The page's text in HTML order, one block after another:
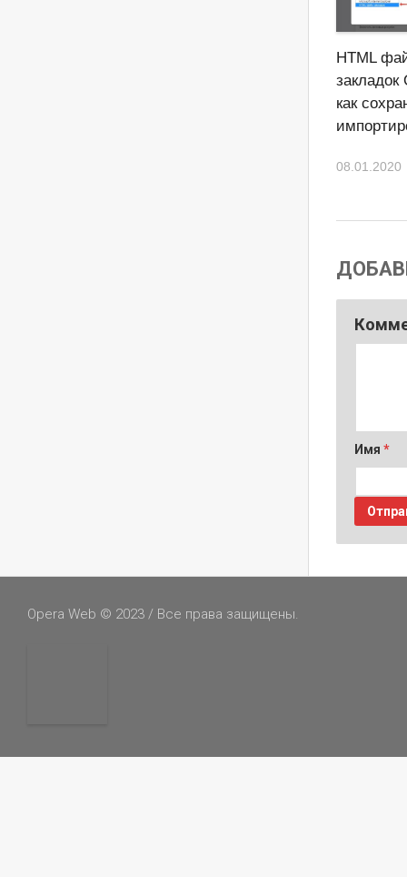
HTML
закладок
как
08.01.2020
Имя *
Opera Web © 2023 / Все права защищены.